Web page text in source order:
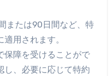
または90日間など、特
用されます。
保障を受けることがで
し、必要に応じて特約